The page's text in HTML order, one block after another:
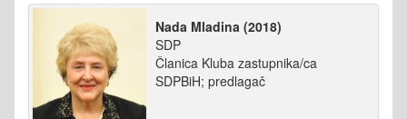
Nada Mladina (2018)
SDP
Članica Kluba zastupnika/ca
SDPBiH; predlagač